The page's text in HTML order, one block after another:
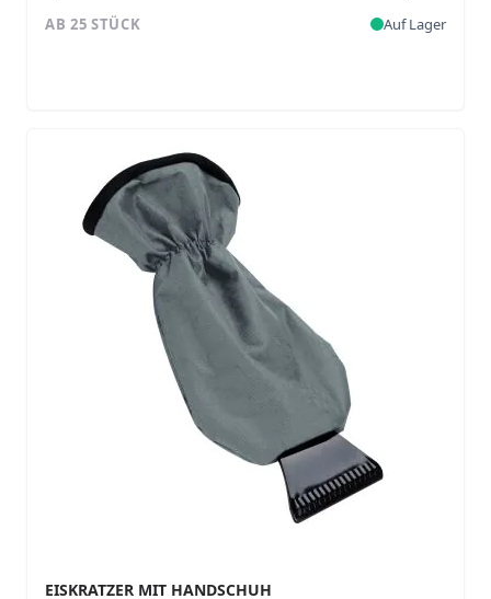
AB 25 STÜCK Auf Lager
EISKRATZER MIT HANDSCHUH